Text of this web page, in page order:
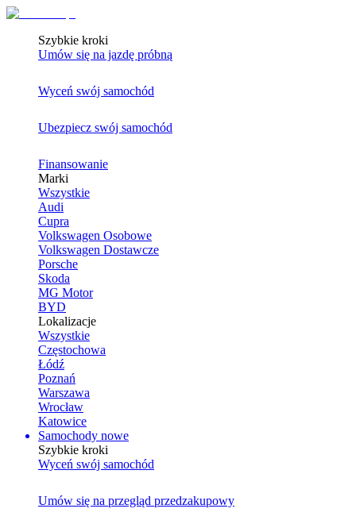
Szybkie kroki
Umów się na jazdę próbną
Wyceń swój samochód
Ubezpiecz swój samochód
Finansowanie
Marki
Wszystkie
Audi
Cupra
Volkswagen Osobowe
Volkswagen Dostawcze
Porsche
Skoda
MG Motor
BYD
Lokalizacje
Wszystkie
Częstochowa
Łódź
Poznań
Warszawa
Wrocław
Katowice
Samochody nowe
Szybkie kroki
Wyceń swój samochód
Umów się na przegląd przedzakupowy